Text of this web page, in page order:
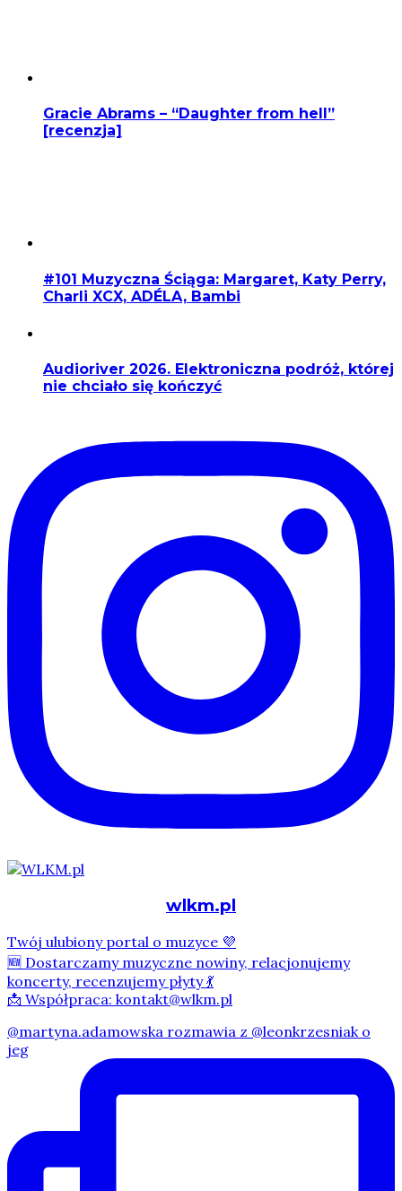
Gracie Abrams – “Daughter from hell”
[recenzja]
#101 Muzyczna Ściąga: Margaret, Katy Perry,
Charli XCX, ADÉLA, Bambi
Audioriver 2026. Elektroniczna podróż, której
nie chciało się kończyć
wlkm.pl
Twój ulubiony portal o muzyce 💜
🆕 Dostarczamy muzyczne nowiny, relacjonujemy
koncerty, recenzujemy płyty 💃
📩 Współpraca: kontakt@wlkm.pl
@martyna.adamowska rozmawia z @leonkrzesniak o
jeg